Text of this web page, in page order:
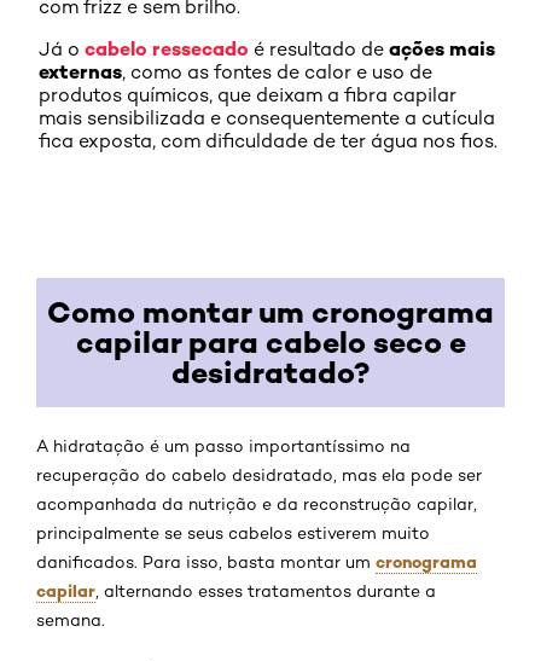
com frizz e sem brilho.
Já o cabelo ressecado é resultado de ações mais
externas, como as fontes de calor e uso de
produtos químicos, que deixam a fibra capilar
mais sensibilizada e consequentemente a cutícula
fica exposta, com dificuldade de ter água nos fios.
Como montar um cronograma
capilar para cabelo seco e
desidratado?
A hidratação é um passo importantíssimo na
recuperação do cabelo desidratado, mas ela pode ser
acompanhada da nutrição e da reconstrução capilar,
principalmente se seus cabelos estiverem muito
danificados. Para isso, basta montar um cronograma
capilar , alternando esses tratamentos durante a
semana.